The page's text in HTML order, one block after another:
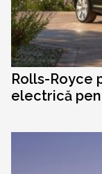
Rolls-Royce
electrică